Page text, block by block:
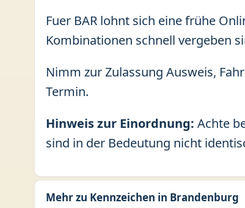
Fuer BAR lohnt sich eine frühe
Kombinationen schnell vergeben
Nimm zur Zulassung Ausweis,
Termin.
Hinweis zur Einordnung: Achte
sind in der Bedeutung nicht
Mehr zu Kennzeichen in Brandenburg